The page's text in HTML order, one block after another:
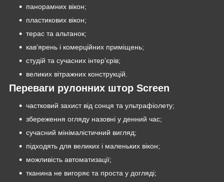
панорамних вікон;
пластикових вікон;
терас та альтанок;
кав’ярень і комерційних приміщень;
студій та сучасних інтер’єрів;
великих вітражних конструкцій.
Переваги рулонних штор Screen
частковий захист від сонця та ультрафіолету;
збереження огляду назовні у денний час;
сучасний мінімалістичний вигляд;
підходять для великих і маленьких вікон;
можливість автоматизації;
тканина не вигоряє та проста у догляді;